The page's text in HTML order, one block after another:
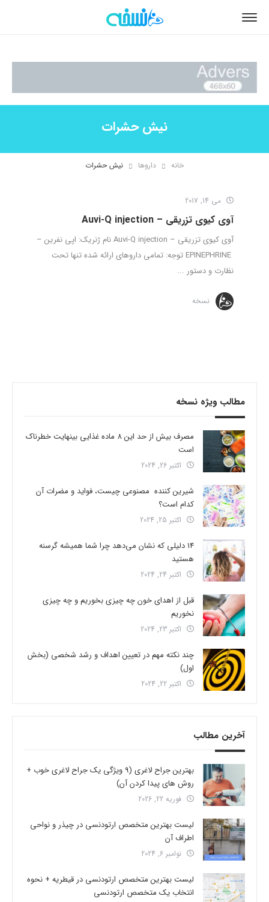
نیش حشرات
خانه داروها نیش حشرات
می 14, 2017
آوی کیوی تزریقی – Auvi-Q injection
آوی کیوی تزریقی – Auvi-Q injection نام ژنریک: اپی نفرین –
EPINEPHRINE توجه: تمامی داروهای ارائه شده تنها تحت
نظارت و دستور ...
نسخه
مطالب ویژه نسخه
مصرف بیش از حد این 8 ماده غذایی بینهایت خطرناک
است
اکتبر 26, 2024
شیرین کننده مصنوعی چیست، فواید و مضرات آن
کدام است؟
اکتبر 25, 2024
14 دلیلی که نشان می‌دهد چرا شما همیشه گرسنه
هستید
اکتبر 24, 2024
قبل از اهدای خون چه چیزی بخوریم و چه چیزی
نخوریم
اکتبر 23, 2024
چند نکته مهم در تعیین اهداف و رشد شخصی (بخش
اول)
اکتبر 22, 2024
آخرین مطالب
بهترین جراح لاغری (9 ویژگی یک جراح لاغری خوب +
روش های پیدا کردن آن)
فوریه 22, 2026
لیست بهترین متخصص ارتودنسی در چیذر و نواحی
اطراف آن
نوامبر 6, 2024
لیست بهترین متخصص ارتودنسی در قیطریه + نحوه
انتخاب یک متخصص ارتودنسی